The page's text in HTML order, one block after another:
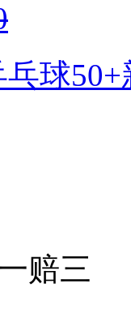
球
赔三